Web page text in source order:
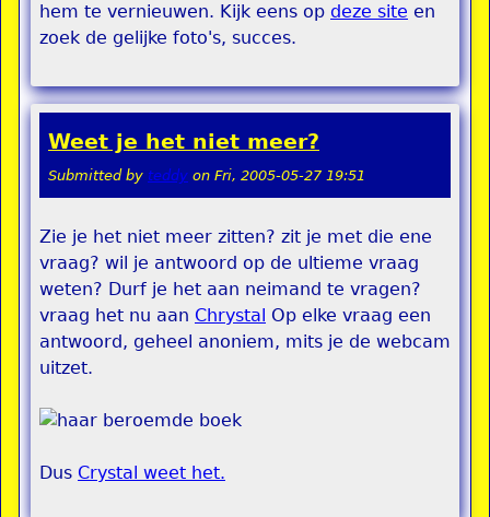
hem te vernieuwen. Kijk eens op deze site en
zoek de gelijke foto's, succes.
Weet je het niet meer?
Submitted by teddy on Fri, 2005-05-27 19:51
Zie je het niet meer zitten? zit je met die ene
vraag? wil je antwoord op de ultieme vraag
weten? Durf je het aan neimand te vragen?
vraag het nu aan Chrystal Op elke vraag een
antwoord, geheel anoniem, mits je de webcam
uitzet.
Dus Crystal weet het.